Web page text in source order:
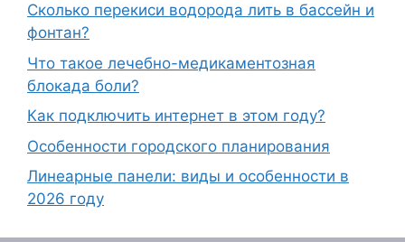
Сколько перекиси водорода лить в бассейн и
фонтан?
Что такое лечебно-медикаментозная
блокада боли?
Как подключить интернет в этом году?
Особенности городского планирования
Линеарные панели: виды и особенности в
2026 году